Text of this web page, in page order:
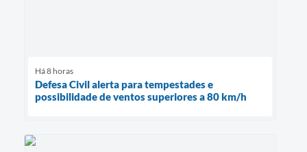
Há 8 horas
Defesa Civil alerta para tempestades e
possibilidade de ventos superiores a 80 km/h